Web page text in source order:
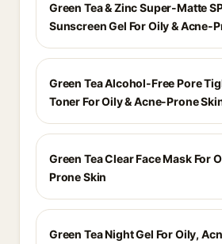
Green Tea & Zinc Super-Matte
Sunscreen Gel For Oily & Acne-
Green Tea Alcohol-Free Pore
Toner For Oily & Acne-Prone
Green Tea Clear Face Mask For
Prone Skin
Green Tea Night Gel For Oily,